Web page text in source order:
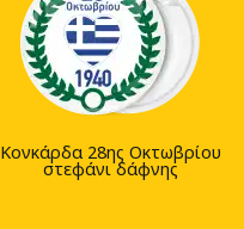
Κονκάρδα 28ης Οκτωβρίου
στεφάνι δάφνης